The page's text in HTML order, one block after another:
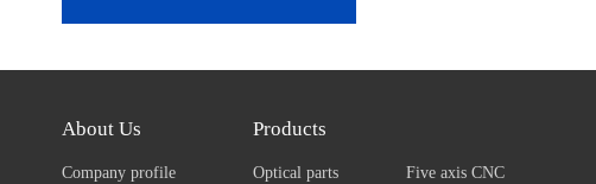
About Us
Company profile
Products
Optical parts
Five axis CNC